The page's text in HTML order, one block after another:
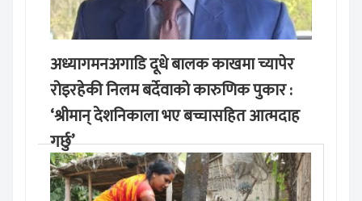
अध्यागमनअगाडि दूधे बालक काखमा च्यापेर
रोइरहेकी निलम बर्देवाको कारुणिक पुकार :
‘श्रीमान् देशनिकाला भए बच्चासहित आत्मदाह
गर्छु’
मङ्लबार, साउन १९, २०८३